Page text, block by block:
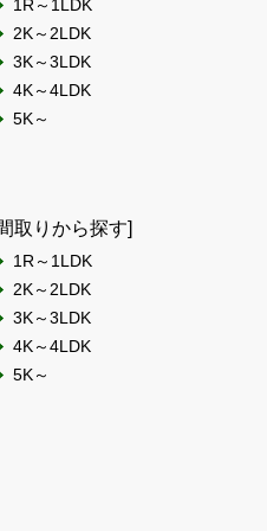
1R～1LDK
2K～2LDK
3K～3LDK
4K～4LDK
5K～
取りから探す]
1R～1LDK
2K～2LDK
3K～3LDK
4K～4LDK
5K～